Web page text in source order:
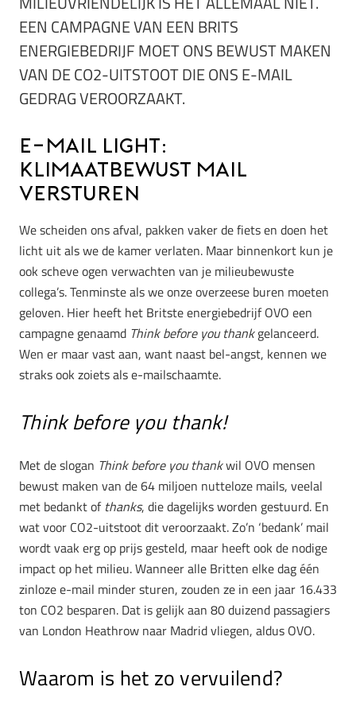
EEN CAMPAGNE VAN EEN BRITS
ENERGIEBEDRIJF MOET ONS BEWUST MAKEN
VAN DE CO2-UITSTOOT DIE ONS E-MAIL
GEDRAG VEROORZAAKT.
E-mail Light:
Klimaatbewust mail
versturen
We scheiden ons afval, pakken vaker de fiets en doen het
licht uit als we de kamer verlaten. Maar binnenkort kun je
ook scheve ogen verwachten van je milieubewuste
collega’s. Tenminste als we onze overzeese buren moeten
geloven. Hier heeft het Britste energiebedrijf OVO een
campagne genaamd Think before you thankgelanceerd.
Wen er maar vast aan, want naast bel-angst, kennen we
straks ook zoiets als e-mailschaamte.
Think before you thank!
Met de slogan Think before you thankwil OVO mensen
bewust maken van de 64 miljoen nutteloze mails, veelal
met bedankt of thanks, die dagelijks worden gestuurd. En
wat voor CO2-uitstoot dit veroorzaakt. Zo’n ‘bedank’ mail
wordt vaak erg op prijs gesteld, maar heeft ook de nodige
impact op het milieu. Wanneer alle Britten elke dag één
zinloze e-mail minder sturen, zouden ze in een jaar 16.433
ton CO2 besparen. Dat is gelijk aan 80 duizend passagiers
van London Heathrow naar Madrid vliegen, aldus OVO.
Waarom is het zo vervuilend?